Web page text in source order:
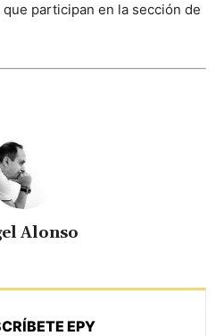
participan en la sección de
Alonso
EPY